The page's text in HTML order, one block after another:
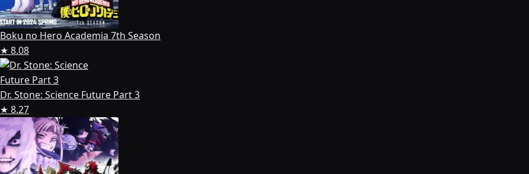
Boku no Hero Academia 7th Season
★ 8.08
Dr. Stone: Science Future Part 3
★ 8.27